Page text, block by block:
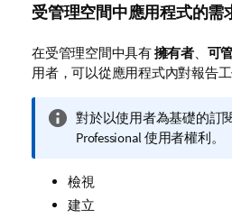
受管理空間中應用程式的需
在受管理空間中具有擁有者、 可
用者，可以從應用程式內對報告
資
訊
註
對於以使用者為基礎的訂
Professional使用者權利。
檢視
建立